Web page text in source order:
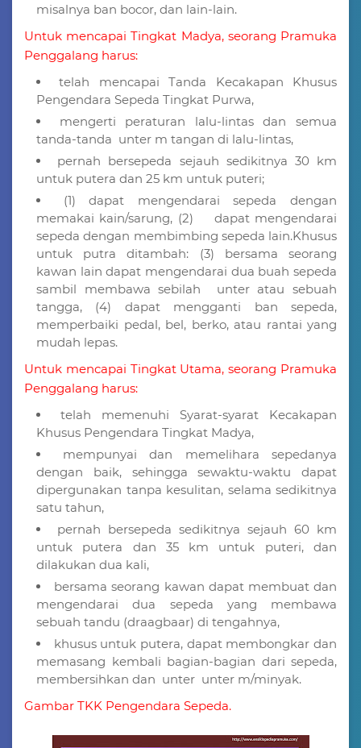
misalnya ban bocor, dan lain-lain.
Untuk mencapai Tingkat Madya, seorang Pramuka
Penggalang harus:
telah mencapai Tanda Kecakapan Khusus
Pengendara Sepeda Tingkat Purwa,
mengerti peraturan lalu-lintas dan semua
tanda-tanda unter m tangan di lalu-lintas,
pernah bersepeda sejauh sedikitnya 30 km
untuk putera dan 25 km untuk puteri;
(1) dapat mengendarai sepeda dengan
memakai kain/sarung, (2) dapat mengendarai
sepeda dengan membimbing sepeda lain.Khusus
untuk putra ditambah: (3) bersama seorang
kawan lain dapat mengendarai dua buah sepeda
sambil membawa sebilah unter atau sebuah
tangga, (4) dapat mengganti ban sepeda,
memperbaiki pedal, bel, berko, atau rantai yang
mudah lepas.
Untuk mencapai Tingkat Utama, seorang Pramuka
Penggalang harus:
telah memenuhi Syarat-syarat Kecakapan
Khusus Pengendara Tingkat Madya,
mempunyai dan memelihara sepedanya
dengan baik, sehingga sewaktu-waktu dapat
dipergunakan tanpa kesulitan, selama sedikitnya
satu tahun,
pernah bersepeda sedikitnya sejauh 60 km
untuk putera dan 35 km untuk puteri, dan
dilakukan dua kali,
bersama seorang kawan dapat membuat dan
mengendarai dua sepeda yang membawa
sebuah tandu (draagbaar) di tengahnya,
khusus untuk putera, dapat membongkar dan
memasang kembali bagian-bagian dari sepeda,
membersihkan dan unter unter m/minyak.
Gambar TKK Pengendara Sepeda.